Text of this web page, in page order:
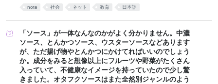
note 社会 ネット 教育 日本語
「ソース」が一体なんなのかがよく分かりません。中濃
ソース、とんかつソース、ウスターソースなどあります
が、ただ揚げ物やとんかつにかけてればいいのでしょう
か。成分をみると想像以上にフルーツや野菜がたくさん
入っていて、不健康なイメージを持っていたので少し驚
きました。オタフクソースはまた全然別ジャンルのよう